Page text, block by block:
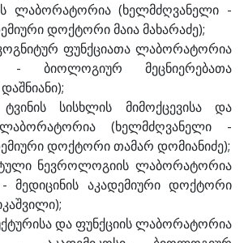
ლაბორატორია (ხელმძღვანელი -
დოქტორი მაია მახარაძე);
ფუნქციათა ლაბორატორია
- ბიოლოგიურ მეცნიერებათა
სისხლის მიმოქცევისა და
(ხელმძღვანელი -
დოქტორი თამარ დომიანიძე);
ნევროლოგიის ლაბორატორია
მედიცინის აკადემიური დოქტორი
და ფუნქციის ლაბორატორია